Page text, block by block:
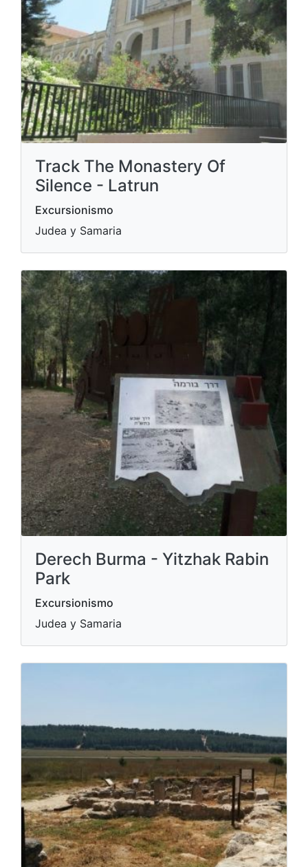
Track The Monastery Of
Silence - Latrun
Excursionismo
Judea y Samaria
Derech Burma - Yitzhak Rabin
Park
Excursionismo
Judea y Samaria